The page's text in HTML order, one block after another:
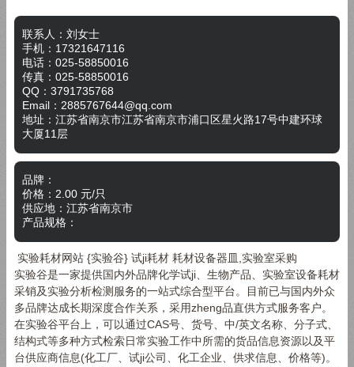
联系人：刘女士
手机：17321647116
电话：025-58850016
传真： 025-58850016
QQ： 3791735768
Email： 2885767644@qq.com
地址： 江苏省南京市江苏省南京市浦口区星火路17号中建环球
大厦11层
品牌：
价格： 2.00 元/只
供应地： 江苏省南京市
产品规格：
实验耗材网站 {实验谷} 试ji耗材 耗材设备器皿,实验室采购
实验谷是一家提供国内外品牌化学试ji、生物产品、实验室设备耗材
采销及实验分析检测服务的一站式综合型平台。目前已与国内外众
多品牌达成长期深度合作关系，采用zheng品直供方式服务客户。
在实验谷平台上，可以通过CAS号、货号、中/英文名称、分子式、
结构式等多种方式检索日常实验工作中所需的货品信息资源以及平
台供应商信息(化工厂、试ji公司、化工企业、供求信息、价格等)。